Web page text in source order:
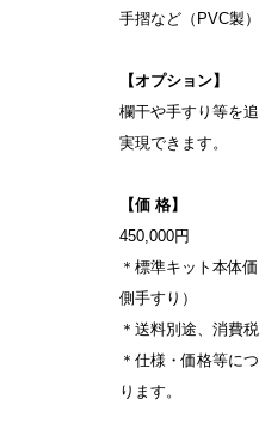
手摺など（PVC製
【オプション】
欄干や手すり等を
実現できます。
【価 格】
450,000円
＊標準キット本体
側手すり）
＊送料別途、消費
＊仕様・価格等に
ります。